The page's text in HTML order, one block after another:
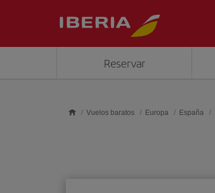
Reservar
Vuelos baratos Europa España